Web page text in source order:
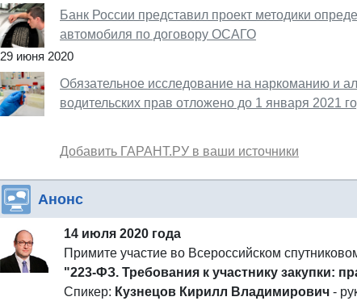
Банк России представил проект методики
автомобиля по договору ОСАГО
29 июня 2020
Обязательное исследование на наркоманию и
водительских прав отложено до 1 января 2021
Добавить ГАРАНТ.РУ в ваши источники
Анонс
14 июля 2020 года
Примите участие во Всероссийском
"223-ФЗ. Требования к участнику закупки:
Спикер: Кузнецов Кирилл Владимирович -